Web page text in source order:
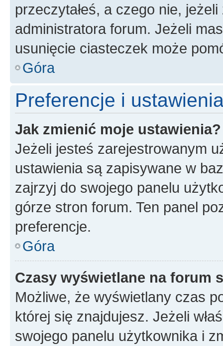
przeczytałeś, a czego nie,
administratora forum. Jeżeli
usunięcie ciasteczek może
Góra
Preferencje i
Jak zmienić moje ustawienia?
Jeżeli jesteś zarejestrowanym
ustawienia są zapisywane w
zajrzyj do swojego panelu
górze stron forum. Ten panel
preferencje.
Góra
Czasy wyświetlane na forum
Możliwe, że wyświetlany czas
której się znajdujesz. Jeżeli
swojego panelu użytkownika i